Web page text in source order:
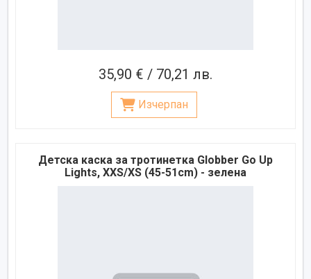
35,90 € / 70,21 лв.
Изчерпан
Детска каска за тротинетка Globber Go Up
Lights, XXS/XS (45-51cm) - зелена